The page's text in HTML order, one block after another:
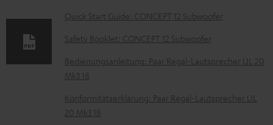
m
e
n
t
e
Quick Start Guide: CONCEPT 12 Subwoofer
Safety Booklet: CONCEPT 12 Subwoofer
Bedienungsanleitung: Paar Regal-Lautsprecher UL 20
Mk3 18
Konformitätserklärung: Paar Regal-Lautsprecher UL
20 Mk3 18